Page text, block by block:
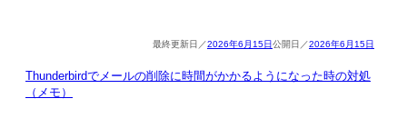
2026年6月15日 2026年6月15日
Thunderbirdでメールの削除に時間がかかるようになった時の対処
（メモ）